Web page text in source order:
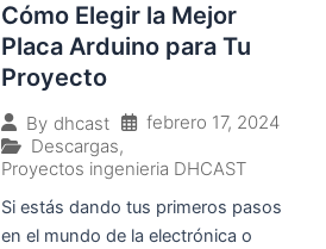
Cómo Elegir la Mejor
Placa Arduino para Tu
Proyecto
By dhcast
febrero 17, 2024
Descargas,
Proyectos ingenieria DHCAST
Si estás dando tus primeros pasos
en el mundo de la electrónica o